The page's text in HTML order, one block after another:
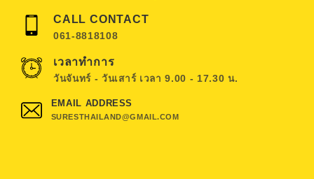
CALL CONTACT
061-8818108
เวลาทำการ
วันจันทร์ - วันเสาร์ เวลา 9.00 - 17.30 น.
EMAIL ADDRESS
SURESTHAILAND@GMAIL.COM